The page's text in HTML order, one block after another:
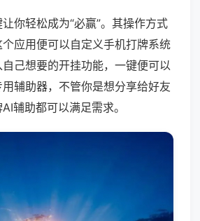
你轻松成为“必赢”。其操作方式
应用便可以自定义手机打牌系统
己想要的开挂功能，一键便可以
辅助器，不管你是想分享给好友
辅助都可以满足需求。